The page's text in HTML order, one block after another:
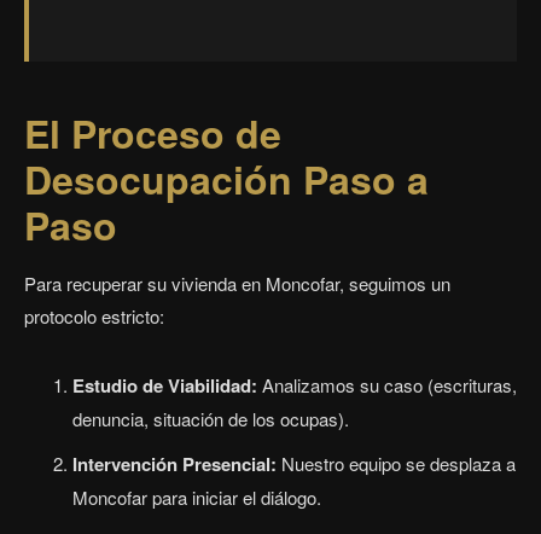
El Proceso de
Desocupación Paso a
Paso
Para recuperar su vivienda en Moncofar, seguimos un
protocolo estricto:
Estudio de Viabilidad: Analizamos su caso (escrituras,
denuncia, situación de los ocupas).
Intervención Presencial: Nuestro equipo se desplaza a
Moncofar para iniciar el diálogo.